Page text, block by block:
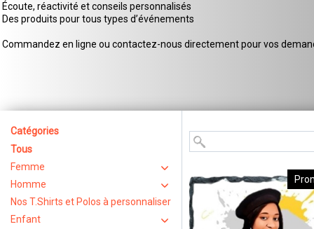
Écoute, réactivité et conseils personnalisés
Des produits pour tous types d’événements
Commandez en ligne ou contactez-nous directement pour vos
Catégories
Tous
Femme
Homme
Nos T.Shirts et Polos à personnaliser
Enfant